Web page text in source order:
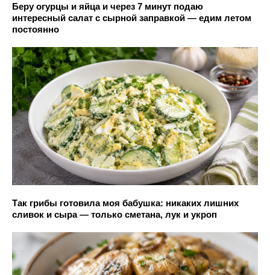
Беру огурцы и яйца и через 7 минут подаю
интересный салат с сырной заправкой — едим летом
постоянно
Так грибы готовила моя бабушка: никаких лишних
сливок и сыра — только сметана, лук и укроп